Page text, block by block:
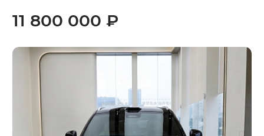
11 800 000 ₽